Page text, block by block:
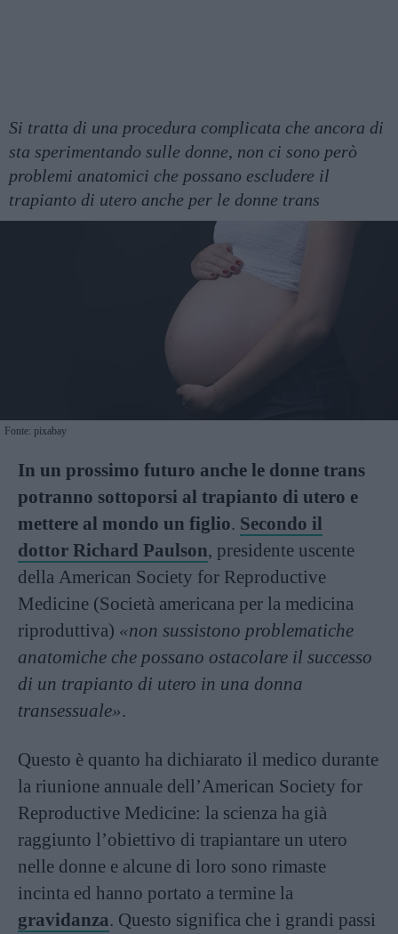
Si tratta di una procedura complicata che ancora di
sta sperimentando sulle donne, non ci sono però
problemi anatomici che possano escludere il
trapianto di utero anche per le donne trans
Fonte: pixabay
In un prossimo futuro anche le donne trans
potranno sottoporsi al trapianto di utero e
mettere al mondo un figlio. Secondo il
dottor Richard Paulson, presidente uscente
della American Society for Reproductive
Medicine (Società americana per la medicina
riproduttiva) «non sussistono problematiche
anatomiche che possano ostacolare il successo
di un trapianto di utero in una donna
transessuale».
Questo è quanto ha dichiarato il medico durante
la riunione annuale dell’American Society for
Reproductive Medicine: la scienza ha già
raggiunto l’obiettivo di trapiantare un utero
nelle donne e alcune di loro sono rimaste
incinta ed hanno portato a termine la
gravidanza. Questo significa che i grandi passi